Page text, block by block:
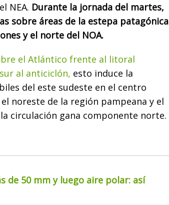
NEA. Durante la jornada del martes,
sobre áreas de la estepa patagónica
y el norte del NOA.
el Atlántico frente al litoral
al anticiclón, esto induce la
del este sudeste en el centro
noreste de la región pampeana y el
circulación gana componente norte.
de 50 mm y luego aire polar: así